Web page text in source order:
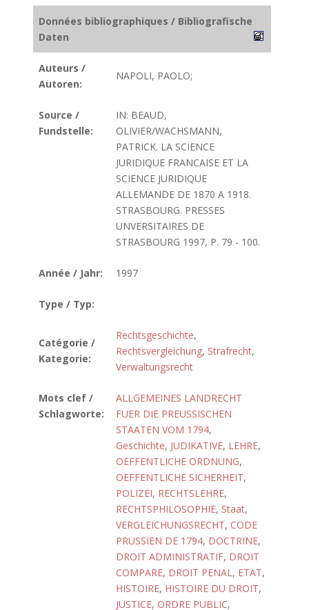
Données bibliographiques / Bibliografische
Daten
Auteurs /
Autoren:
NAPOLI, PAOLO;
Source /
Fundstelle:
IN: BEAUD,
OLIVIER/WACHSMANN,
PATRICK. LA SCIENCE
JURIDIQUE FRANCAISE ET LA
SCIENCE JURIDIQUE
ALLEMANDE DE 1870 A 1918.
STRASBOURG. PRESSES
UNVERSITAIRES DE
STRASBOURG 1997, P. 79 - 100.
Année / Jahr: 1997
Type / Typ:
Catégorie /
Kategorie:
Rechtsgeschichte,
Rechtsvergleichung, Strafrecht,
Verwaltungsrecht
Mots clef /
Schlagworte:
ALLGEMEINES LANDRECHT
FUER DIE PREUSSISCHEN
STAATEN VOM 1794,
Geschichte, JUDIKATIVE, LEHRE,
OEFFENTLICHE ORDNUNG,
OEFFENTLICHE SICHERHEIT,
POLIZEI, RECHTSLEHRE,
RECHTSPHILOSOPHIE, Staat,
VERGLEICHUNGSRECHT, CODE
PRUSSIEN DE 1794, DOCTRINE,
DROIT ADMINISTRATIF, DROIT
COMPARE, DROIT PENAL, ETAT,
HISTOIRE, HISTOIRE DU DROIT,
JUSTICE, ORDRE PUBLIC,